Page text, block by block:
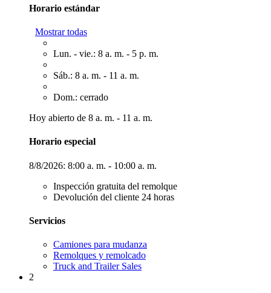
Horario estándar
Mostrar todas
Lun. - vie.: 8 a. m. - 5 p. m.
Sáb.: 8 a. m. - 11 a. m.
Dom.: cerrado
Hoy abierto de 8 a. m. - 11 a. m.
Horario especial
8/8/2026: 8:00 a. m. - 10:00 a. m.
Inspección gratuita del remolque
Devolución del cliente 24 horas
Servicios
Camiones para mudanza
Remolques y remolcado
Truck and Trailer Sales
2